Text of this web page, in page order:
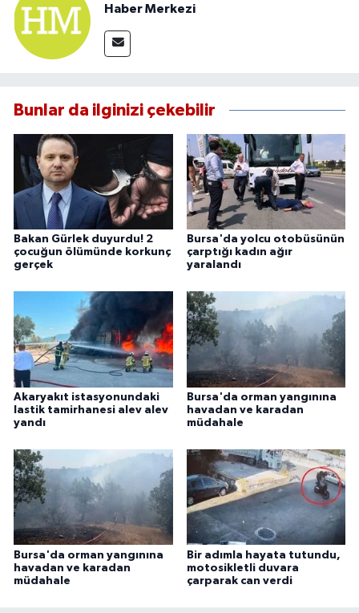
Haber Merkezi
Bunlar da ilginizi çekebilir
Bakan Gürlek duyurdu! 2
çocuğun ölümünde korkunç
gerçek
Bursa'da yolcu otobüsünün
çarptığı kadın ağır
yaralandı
Akaryakıt istasyonundaki
lastik tamirhanesi alev alev
yandı
Bursa'da orman yangınına
havadan ve karadan
müdahale
Bursa'da orman yangınına
havadan ve karadan
müdahale
Bir adımla hayata tutundu,
motosikletli duvara
çarparak can verdi